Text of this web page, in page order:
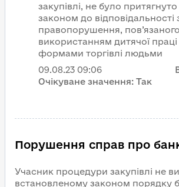
закупівлі, не було притягнуто
законом до відповідальності
правопорушення,
використанням дитячої
формами торгівлі людьми
09.08.23 09:06
Очікуване значення: Так
Порушення справ про
Учасник процедури закупівлі не
встановленому законом порядку